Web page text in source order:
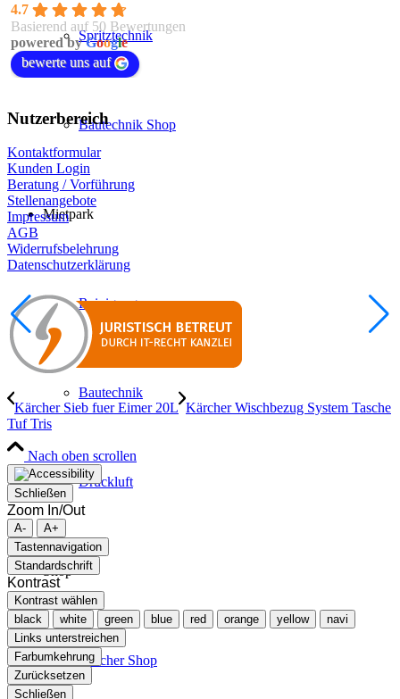
Spritztechnik
Bautechnik Shop
Mietpark
Reinigung
Bautechnik
Druckluft
Shop
Kärcher Shop
4.7
Basierend auf 50 Bewertungen
powered byGoogle
bewerte uns auf
Nutzerbereich
Kontaktformular
Kunden Login
Beratung / Vorführung
Stellenangebote
Impressum
AGB
Widerrufsbelehrung
Datenschutzerklärung
Kärcher Sieb fuer Eimer 20L Kärcher Wischbezug System Tasche
Tuf Tris
Nach oben scrollen
Schließen
Zoom In/Out
A-
A+
Tastennavigation
Standardschrift
Kontrast
Kontrast wählen
black
white green blue red orange yellow
navi
Links unterstreichen
Farbumkehrung
Zurücksetzen
Schließen